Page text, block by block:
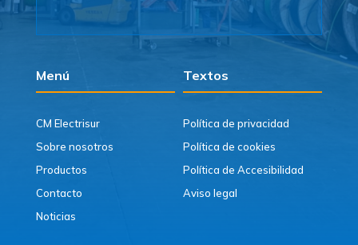
Menú Textos
CM Electrisur
Sobre nosotros
Productos
Contacto
Noticias
Política de privacidad
Política de cookies
Política de Accesibilidad
Aviso legal